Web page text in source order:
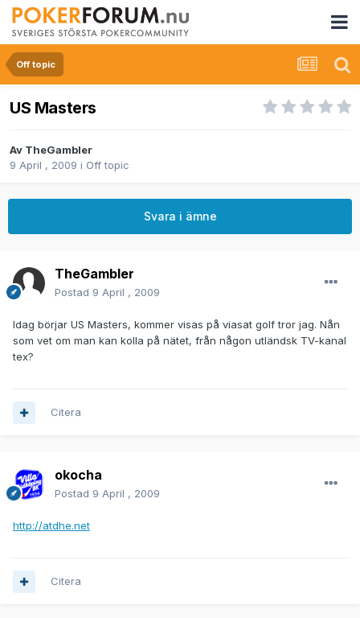
Off topic
US Masters
Av TheGambler
9 April , 2009 i Off topic
Svara i ämne
TheGambler
Postad 9 April , 2009
Idag börjar US Masters, kommer visas på viasat golf tror jag. Nån
som vet om man kan kolla på nätet, från någon utländsk TV-kanal
tex?
Citera
okocha
Postad 9 April , 2009
http://atdhe.net
Citera